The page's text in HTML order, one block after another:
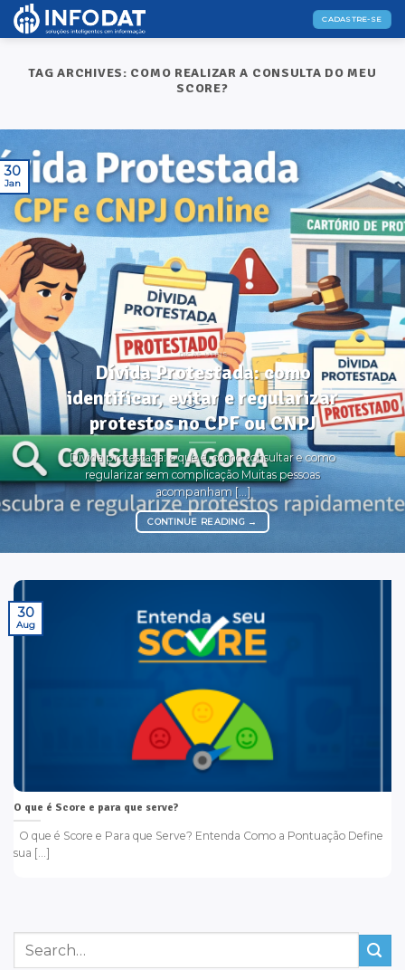
Skip
CADASTRE-SE
TAG ARCHIVES: COMO REALIZAR A CONSULTA DO MEU
SCORE?
DICAS ÚTEIS
Dívida Protestada: como
identificar, evitar e regularizar
protestos no CPF ou CNPJ
Dívida protestada: o que é, como consultar e como
regularizar sem complicação Muitas pessoas
acompanham [...]
CONTINUE READING →
30
Jan
O que é Score e para que serve?
O que é Score e Para que Serve? Entenda Como a Pontuação Define
sua [...]
30
Aug